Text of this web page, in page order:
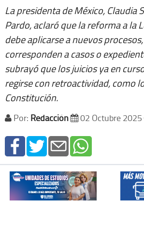
La presidenta de México, Claudia
Pardo, aclaró que la reforma a la
debe aplicarse a nuevos
corresponden a casos o
subrayó que los juicios ya en
regirse con retroactividad, como
Constitución.
Por: Redacción 02 Octubre 2025